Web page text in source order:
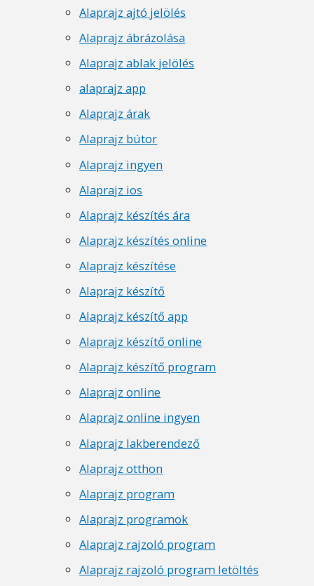
Alaprajz ajtó jelölés
Alaprajz ábrázolása
Alaprajz ablak jelölés
alaprajz app
Alaprajz árak
Alaprajz bútor
Alaprajz ingyen
Alaprajz ios
Alaprajz készítés ára
Alaprajz készítés online
Alaprajz készítése
Alaprajz készítő
Alaprajz készítő app
Alaprajz készítő online
Alaprajz készítő program
Alaprajz online
Alaprajz online ingyen
Alaprajz lakberendező
Alaprajz otthon
Alaprajz program
Alaprajz programok
Alaprajz rajzoló program
Alaprajz rajzoló program letöltés